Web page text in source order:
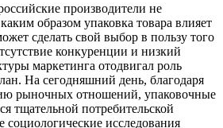
производители не
образом упаковка товара влияет
сделать свой выбор в пользу того
конкуренции и низкий
маркетинга отодвигал роль
На сегодняшний день, благодаря
рыночных отношений, упаковочные
тщательной потребительской
исследования